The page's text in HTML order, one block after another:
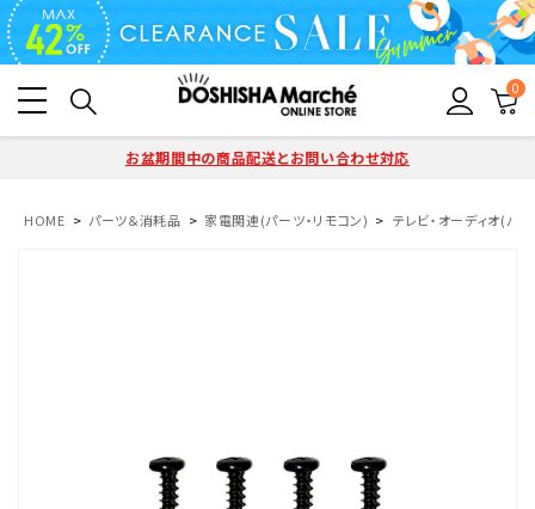
0
お盆期間中の商品配送とお問い合わせ対応
HOME パーツ＆消耗品 家電関連(パーツ・リモコン) テレビ・オーディオ(パ